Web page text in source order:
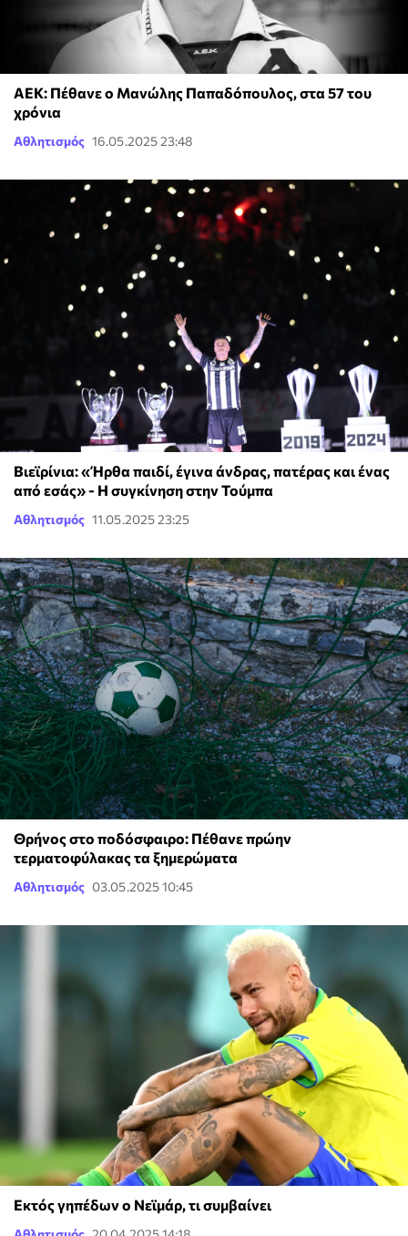
ΑΕΚ: Πέθανε ο Μανώλης Παπαδόπουλος, στα 57 του
χρόνια
Αθλητισμός 16.05.2025 23:48
Βιεϊρίνια: «Ήρθα παιδί, έγινα άνδρας, πατέρας και ένας
από εσάς» - Η συγκίνηση στην Τούμπα
Αθλητισμός 11.05.2025 23:25
Θρήνος στο ποδόσφαιρο: Πέθανε πρώην
τερματοφύλακας τα ξημερώματα
Αθλητισμός 03.05.2025 10:45
Εκτός γηπέδων ο Νεϊμάρ, τι συμβαίνει